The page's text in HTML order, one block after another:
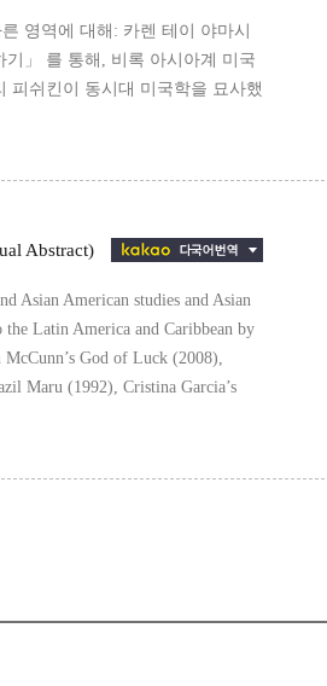
영역에 대해: 카렌 테이 야마시
기」 를 통해, 비록 아시아계 미국
피쉬킨이 동시대 미국학을 묘사했
Abstract)
Asian American studies and Asian
Latin America and Caribbean by
God of Luck (2008),
Maru (1992), Cristina Garcia’s